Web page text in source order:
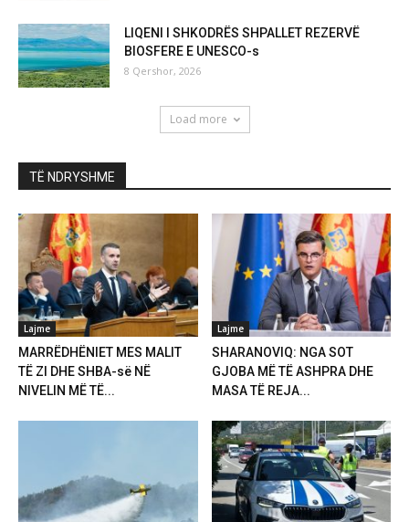
LIQENI I SHKODRËS SHPALLET REZERVË
BIOSFERE E UNESCO-s
8 Qershor, 2026
Load more
TË NDRYSHME
Lajme
MARRËDHËNIET MES MALIT
TË ZI DHE SHBA-së NË
NIVELIN MË TË...
Lajme
SHARANOVIQ: NGA SOT
GJOBA MË TË ASHPRA DHE
MASA TË REJA...